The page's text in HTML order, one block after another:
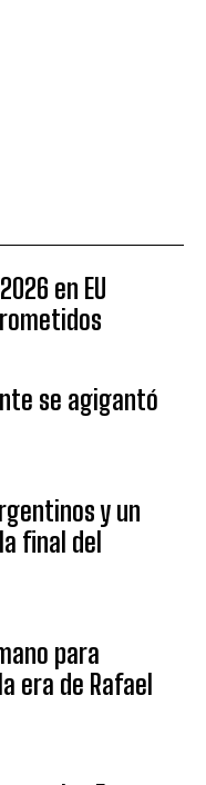
en EU
se agigantó
y un
final del
para
era de Rafael